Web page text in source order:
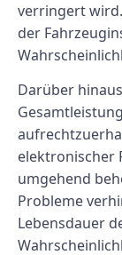
verringert
der
Darüber
elektronischer
umgehend
Probleme
Lebensdauer